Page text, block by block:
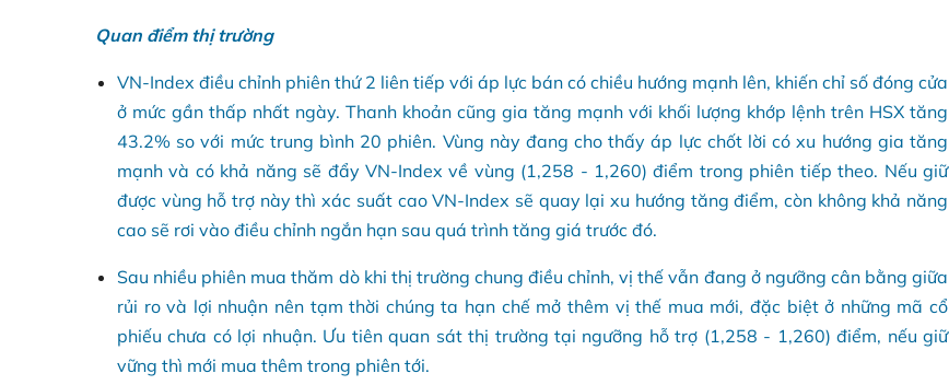
Quan điểm thị trường
VN-Index điều chỉnh phiên thứ 2 liên tiếp với áp lực bán có chiều hướng mạnh lên, khiến chỉ số đóng cửa
ở mức gần thấp nhất ngày. Thanh khoản cũng gia tăng mạnh với khối lượng khớp lệnh trên HSX tăng
43.2% so với mức trung bình 20 phiên. Vùng này đang cho thấy áp lực chốt lời có xu hướng gia tăng
mạnh và có khả năng sẽ đẩy VN-Index về vùng (1,258 - 1,260) điểm trong phiên tiếp theo. Nếu giữ
được vùng hỗ trợ này thì xác suất cao VN-Index sẽ quay lại xu hướng tăng điểm, còn không khả năng
cao sẽ rơi vào điều chỉnh ngắn hạn sau quá trình tăng giá trước đó.
Sau nhiều phiên mua thăm dò khi thị trường chung điều chỉnh, vị thế vẫn đang ở ngưỡng cân bằng giữa
rủi ro và lợi nhuận nên tạm thời chúng ta hạn chế mở thêm vị thế mua mới, đặc biệt ở những mã cổ
phiếu chưa có lợi nhuận. Ưu tiên quan sát thị trường tại ngưỡng hỗ trợ (1,258 - 1,260) điểm, nếu giữ
vững thì mới mua thêm trong phiên tới.